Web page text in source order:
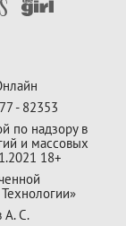
- 82353
по надзору в
и массовых
18+
А. С.